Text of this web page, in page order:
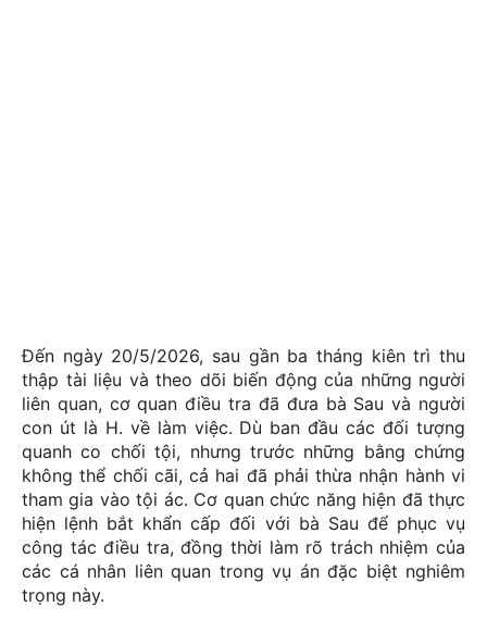
Đến ngày 20/5/2026, sau gần ba tháng kiên trì thu
thập tài liệu và theo dõi biến động của những người
liên quan, cơ quan điều tra đã đưa bà Sau và người
con út là H. về làm việc. Dù ban đầu các đối tượng
quanh co chối tội, nhưng trước những bằng chứng
không thể chối cãi, cả hai đã phải thừa nhận hành vi
tham gia vào tội ác. Cơ quan chức năng hiện đã thực
hiện lệnh bắt khẩn cấp đối với bà Sau để phục vụ
công tác điều tra, đồng thời làm rõ trách nhiệm của
các cá nhân liên quan trong vụ án đặc biệt nghiêm
trọng này.